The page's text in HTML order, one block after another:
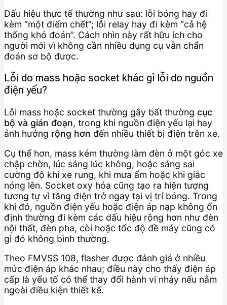
Dấu hiệu thực tế thường như sau: lỗi bóng hay đi
kèm “một điểm chết”; lỗi relay hay đi kèm “cả hệ
thống khó đoán”. Cách nhìn này rất hữu ích cho
người mới vì không cần nhiều dụng cụ vẫn chẩn
đoán sơ bộ được.
Lỗi do mass hoặc socket khác gì lỗi do nguồn
điện yếu?
Lỗi mass hoặc socket thường gây bất thường cục
bộ và gián đoạn, trong khi nguồn điện yếu lại hay
ảnh hưởng rộng hơn đến nhiều thiết bị điện trên xe.
Cụ thể hơn, mass kém thường làm đèn ở một góc xe
chập chờn, lúc sáng lúc không, hoặc sáng sai
cường độ khi xe rung, khi mưa ẩm hoặc khi giắc
nóng lên. Socket oxy hóa cũng tạo ra hiện tượng
tương tự vì tăng điện trở ngay tại vị trí bóng. Trong
khi đó, nguồn điện yếu hoặc điện áp nạp không ổn
định thường đi kèm các dấu hiệu rộng hơn như đèn
nội thất, đèn pha, còi hoặc tốc độ đề máy cũng có
gì đó không bình thường.
Theo FMVSS 108, flasher được đánh giá ở nhiều
mức điện áp khác nhau; điều này cho thấy điện áp
cấp là yếu tố có thể thay đổi hành vi nháy nếu nằm
ngoài điều kiện thiết kế.